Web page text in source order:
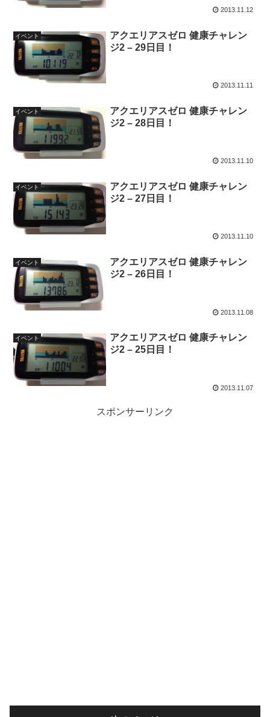
2013.11.12
イベント
アクエリアスゼロ 健康チャレン
ジ2 – 29日目！
2013.11.11
イベント
アクエリアスゼロ 健康チャレン
ジ2 – 28日目！
2013.11.10
イベント
アクエリアスゼロ 健康チャレン
ジ2 – 27日目！
2013.11.10
イベント
アクエリアスゼロ 健康チャレン
ジ2 – 26日目！
2013.11.08
イベント
アクエリアスゼロ 健康チャレン
ジ2 – 25日目！
2013.11.07
スポンサーリンク